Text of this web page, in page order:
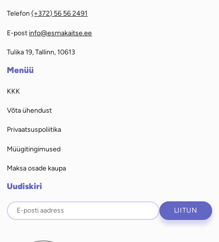
Telefon(+372) 56 56 2491
E-post info@esmakaitse.ee
Tulika 19, Tallinn, 10613
Menüü
KKK
Võta ühendust
Privaatsuspoliitika
Müügitingimused
Maksa osade kaupa
Uudiskiri